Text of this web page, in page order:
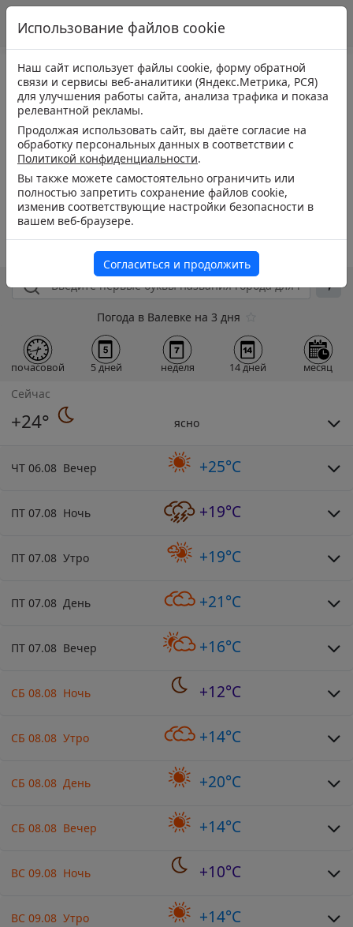
Погода в Валевке на 3 дня
почасовой 5 дней неделя 14 дней месяц
Сейчас
+24° ясно
ЧТ 06.08 Вечер +25°C
ПТ 07.08 Ночь +19°C
ПТ 07.08 Утро +19°C
ПТ 07.08 День +21°C
ПТ 07.08 Вечер +16°C
СБ 08.08 Ночь +12°C
СБ 08.08 Утро +14°C
СБ 08.08 День +20°C
СБ 08.08 Вечер +14°C
ВС 09.08 Ночь +10°C
ВС 09.08 Утро +14°C
Использование файлов cookie
Наш сайт использует файлы cookie, форму обратной
связи и сервисы веб-аналитики (Яндекс.Метрика, РСЯ)
для улучшения работы сайта, анализа трафика и показа
релевантной рекламы.
Продолжая использовать сайт, вы даёте согласие на
обработку персональных данных в соответствии с
Политикой конфиденциальности.
Вы также можете самостоятельно ограничить или
полностью запретить сохранение файлов cookie,
изменив соответствующие настройки безопасности в
вашем веб-браузере.
Согласиться и продолжить